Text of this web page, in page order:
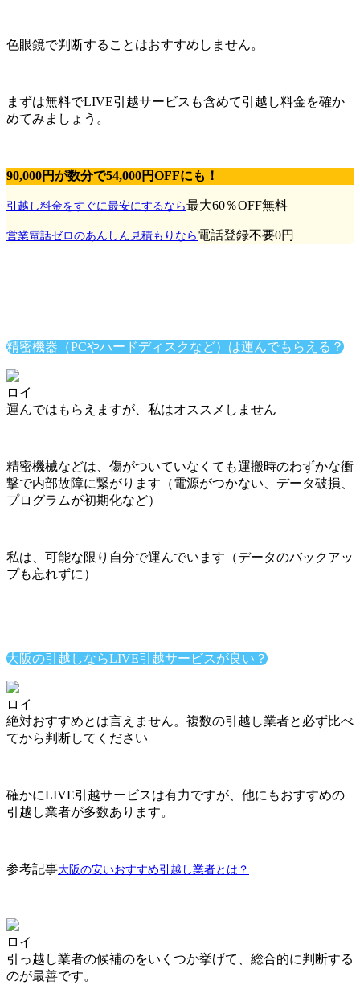
色眼鏡で判断することはおすすめしません。
まずは無料でLIVE引越サービスも含めて引越し料金を確か
めてみましょう。
90,000円が数分で54,000円OFFにも！
引越し料金をすぐに最安にするなら最大60％OFF無料
営業電話ゼロのあんしん見積もりなら電話登録不要0円
精密機器（PCやハードディスクなど）は運んでもらえる？
ロイ
運んではもらえますが、私はオススメしません
精密機械などは、傷がついていなくても運搬時のわずかな衝
撃で内部故障に繋がります（電源がつかない、データ破損、
プログラムが初期化など）
私は、可能な限り自分で運んでいます（データのバックアッ
プも忘れずに）
大阪の引越しならLIVE引越サービスが良い？
ロイ
絶対おすすめとは言えません。複数の引越し業者と必ず比べ
てから判断してください
確かにLIVE引越サービスは有力ですが、他にもおすすめの
引越し業者が多数あります。
参考記事大阪の安いおすすめ引越し業者とは？
ロイ
引っ越し業者の候補のをいくつか挙げて、総合的に判断する
のが最善です。